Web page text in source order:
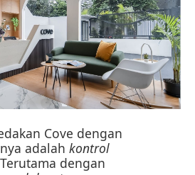
Cove dengan
adalah kontrol
dengan